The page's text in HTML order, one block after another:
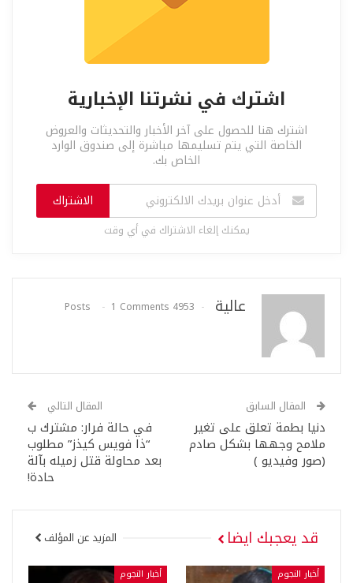
اشترك في نشرتنا الإخبارية
اشترك هنا للحصول على آخر الأخبار والتحديثات والعروض
الخاصة التي يتم تسليمها مباشرة إلى صندوق الوارد
الخاص بك.
الاشتراك
يمكنك إلغاء الاشتراك في أي وقت
عالية 4953 Posts
1 Comments
المقال السابق
دنيا بطمة تعلق على تغير
ملامح وجهها بشكل صادم
(صور وفيديو )
المقال التالي
في حالة فرار: مشترك ب
“ذا فويس كيذز” مطلوب
بعد محاولة قتل زميله بآلة
حادة!
قد يعجبك ايضا المزيد عن المؤلف
أخبار النجوم أخبار النجوم